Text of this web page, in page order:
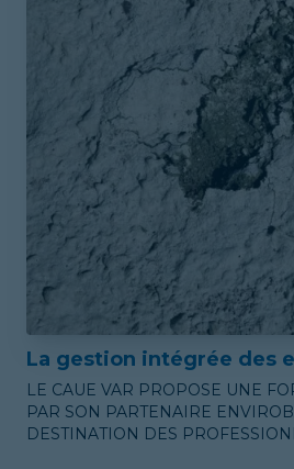
La gestion intégrée des
LE CAUE VAR PROPOSE UNE
PAR SON PARTENAIRE
DESTINATION DES